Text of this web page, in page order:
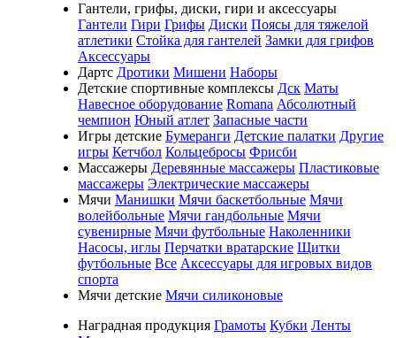
Гантели, грифы, диски, гири и аксессуары
Гантели Гири Грифы Диски Поясы для тяжелой
атлетики Стойка для гантелей Замки для грифов
Аксессуары
Дартс Дротики Мишени Наборы
Детские спортивные комплексы Дск Маты
Навесное оборудование Romana Абсолютный
чемпион Юный атлет Запасные части
Игры детские Бумеранги Детские палатки Другие
игры Кетчбол Кольцебросы Фрисби
Массажеры Деревянные массажеры Пластиковые
массажеры Электрические массажеры
Мячи Манишки Мячи баскетбольные Мячи
волейбольные Мячи гандбольные Мячи
сувенирные Мячи футбольные Наколенники
Насосы, иглы Перчатки вратарские Щитки
футбольные Все Аксессуары для игровых видов
спорта
Мячи детские Мячи силиконовые
Наградная продукция Грамоты Кубки Ленты